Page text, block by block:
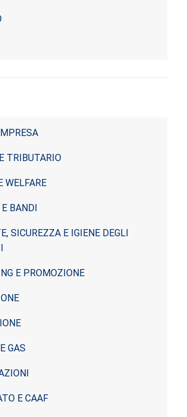
TRIBUTARIO
WELFARE
BANDI
SICUREZZA E IGIENE DEGLI
E PROMOZIONE
GAS
E CAAF